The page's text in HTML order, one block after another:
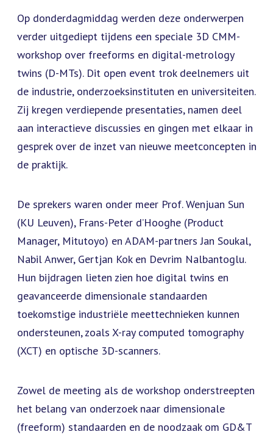
Op donderdagmiddag werden deze onderwerpen
verder uitgediept tijdens een speciale 3D CMM-
workshop over freeforms en digital-metrology
twins (D-MTs). Dit open event trok deelnemers uit
de industrie, onderzoeksinstituten en universiteiten.
Zij kregen verdiepende presentaties, namen deel
aan interactieve discussies en gingen met elkaar in
gesprek over de inzet van nieuwe meetconcepten in
de praktijk.
De sprekers waren onder meer Prof. Wenjuan Sun
(KU Leuven), Frans-Peter d’Hooghe (Product
Manager, Mitutoyo) en ADAM-partners Jan Soukal,
Nabil Anwer, Gertjan Kok en Devrim Nalbantoglu.
Hun bijdragen lieten zien hoe digital twins en
geavanceerde dimensionale standaarden
toekomstige industriële meettechnieken kunnen
ondersteunen, zoals X-ray computed tomography
(XCT) en optische 3D-scanners.
Zowel de meeting als de workshop onderstreepten
het belang van onderzoek naar dimensionale
(freeform) standaarden en de noodzaak om GD&T